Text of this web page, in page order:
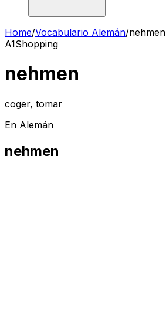
Home/Vocabulario Alemán/nehmen
A1Shopping
nehmen
coger, tomar
En Alemán
nehmen